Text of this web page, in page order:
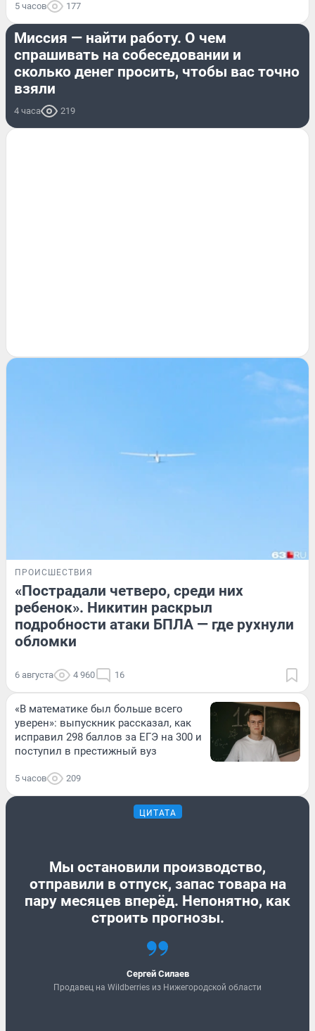
5 часов 177
РАБОТА
Миссия — найти работу. О чем
спрашивать на собеседовании и
сколько денег просить, чтобы вас точно
взяли
4 часа 219
ПРОИСШЕСТВИЯ
«Пострадали четверо, среди них
ребенок». Никитин раскрыл
подробности атаки БПЛА — где рухнули
обломки
6 августа 4 960 16
«В математике был больше всего
уверен»: выпускник рассказал, как
исправил 298 баллов за ЕГЭ на 300 и
поступил в престижный вуз
5 часов 209
ЦИТАТА
Мы остановили производство,
отправили в отпуск, запас товара на
пару месяцев вперёд. Непонятно, как
строить прогнозы.
Сергей Силаев
Продавец на Wildberries из Нижегородской области